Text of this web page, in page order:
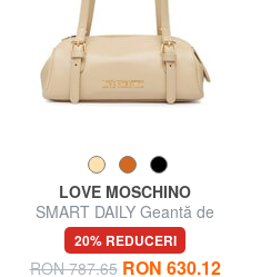
LOVE MOSCHINO
SMART DAILY Geantă de
umăr, reglabilă
20% REDUCERI
RON 787.65 RON 630.12